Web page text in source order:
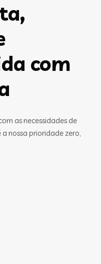
com
as necessidades de
nossa prioridade zero,